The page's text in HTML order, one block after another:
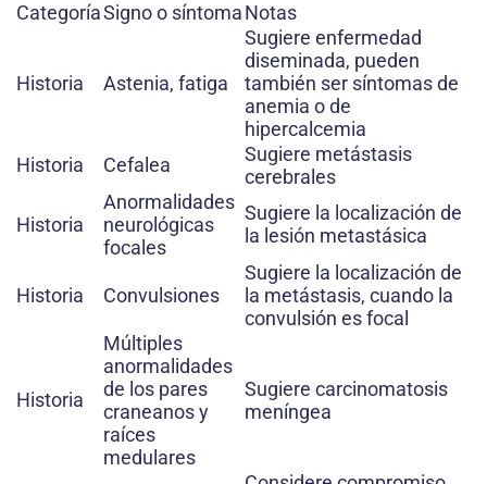
CategoríaSigno o síntomaNotas
Historia Astenia, fatiga
Sugiere enfermedad
diseminada, pueden
también ser síntomas de
anemia o de
hipercalcemia
Historia
Cefalea
Sugiere metástasis
cerebrales
Historia
Anormalidades
neurológicas
focales
Sugiere la localización de
la lesión metastásica
Historia Convulsiones
Sugiere la localización de
la metástasis, cuando la
convulsión es focal
Historia
Múltiples
anormalidades
de los pares
craneanos y
raíces
medulares
Sugiere carcinomatosis
meníngea